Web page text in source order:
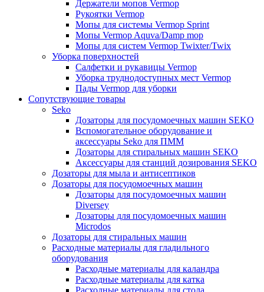
Держатели мопов Vermop
Рукоятки Vermop
Мопы для системы Vermop Sprint
Мопы Vermop Aquva/Damp mop
Мопы для систем Vermop Twixter/Twix
Уборка поверхностей
Салфетки и рукавицы Vermop
Уборка труднодоступных мест Vermop
Пады Vermop для уборки
Сопутствующие товары
Seko
Дозаторы для посудомоечных машин SEKO
Вспомогательное оборудование и
аксессуары Seko для ПММ
Дозаторы для стиральных машин SEKO
Аксессуары для станций дозирования SEKO
Дозаторы для мыла и антисептиков
Дозаторы для посудомоечных машин
Дозаторы для посудомоечных машин
Diversey
Дозаторы для посудомоечных машин
Microdos
Дозаторы для стиральных машин
Расходные материалы для гладильного
оборудования
Расходные материалы для каландра
Расходные материалы для катка
Расходные материалы для стола